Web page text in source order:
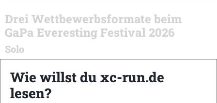
Drei Wettbewerbsformate beim
GaPa Everesting Festival 2026
Solo
Eine Person absolviert die komplette Distanz alleine.
2er-Staffel
Wie willst du xc-run.de
lesen?